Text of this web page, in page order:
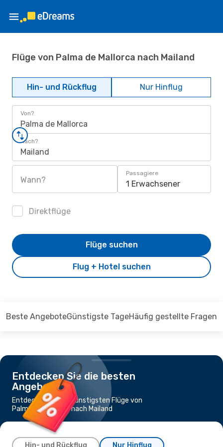
Flüge von Palma de Mallorca nach Mailand
Hin- und Rückflug Nur Hinflug
Von?
Palma de Mallorca
Nach?
Mailand
Wann?
Passagiere
1 Erwachsener
Direktflüge
Flug + Hotel suchen
Flüge suchen
Beste AngeboteGünstigste TageHäufig gestellte Fragen
Entdecken Sie die besten
Angebote
Entdecken Sie die günstigsten Flüge von
Palma de Mallorca nach Mailand
Hin- und Rückflug Nur Hinflug